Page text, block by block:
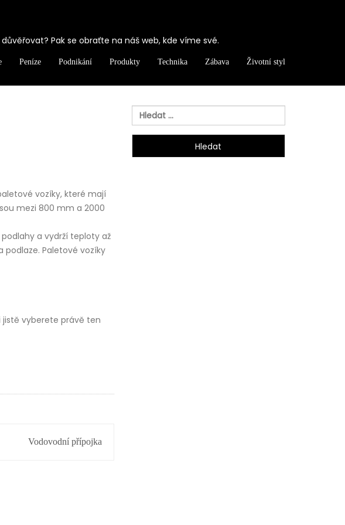
Pak se obraťte na náš web, kde víme své.
Peníze Podnikání Produkty Technika Zábava Životní styl
vozíky, které mají
mezi 800 mm a 2000
a vydrží teploty až
podlaze. Paletové vozíky
jistě vyberete právě ten
Vodovodní přípojka
Vyhledávání